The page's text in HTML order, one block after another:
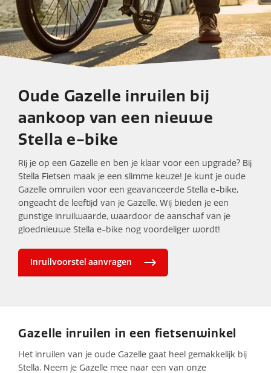
Gazelle inruilen bij
Stella Fietsen
Oude Gazelle inruilen bij
aankoop van een nieuwe
Stella e-bike
Rij je op een Gazelle en ben je klaar voor een upgrade? Bij
Stella Fietsen maak je een slimme keuze! Je kunt je oude
Gazelle omruilen voor een geavanceerde Stella e-bike,
ongeacht de leeftijd van je Gazelle. Wij bieden je een
gunstige inruilwaarde, waardoor de aanschaf van je
gloednieuwe Stella e-bike nog voordeliger wordt!
Inruilvoorstel aanvragen
Gazelle inruilen in een fietsenwinkel
Het inruilen van je oude Gazelle gaat heel gemakkelijk bij
Stella. Neem je Gazelle mee naar een van onze